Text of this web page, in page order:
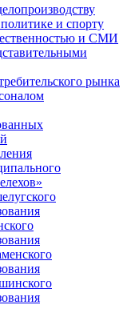
и спорту
и СМИ
рынка